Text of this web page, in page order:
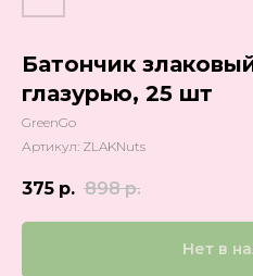
Батончик
глазурью, 25 шт
GreenGo
Артикул: ZLAKNuts
375 р. 898 р.
Нет в